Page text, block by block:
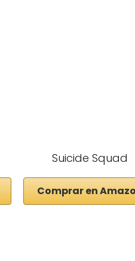
Suicide Squad
Comprar en